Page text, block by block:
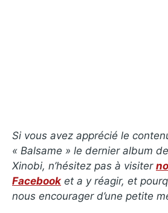
Si vous avez apprécié le
« Balsame » le dernier album
Xinobi, n’hésitez pas à visiter
Facebook et a y réagir, et
nous encourager d’une petite